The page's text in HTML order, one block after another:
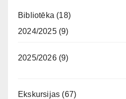
Bibliotēka (18)
2024/2025(9)
2025/2026(9)
Ekskursijas (67)